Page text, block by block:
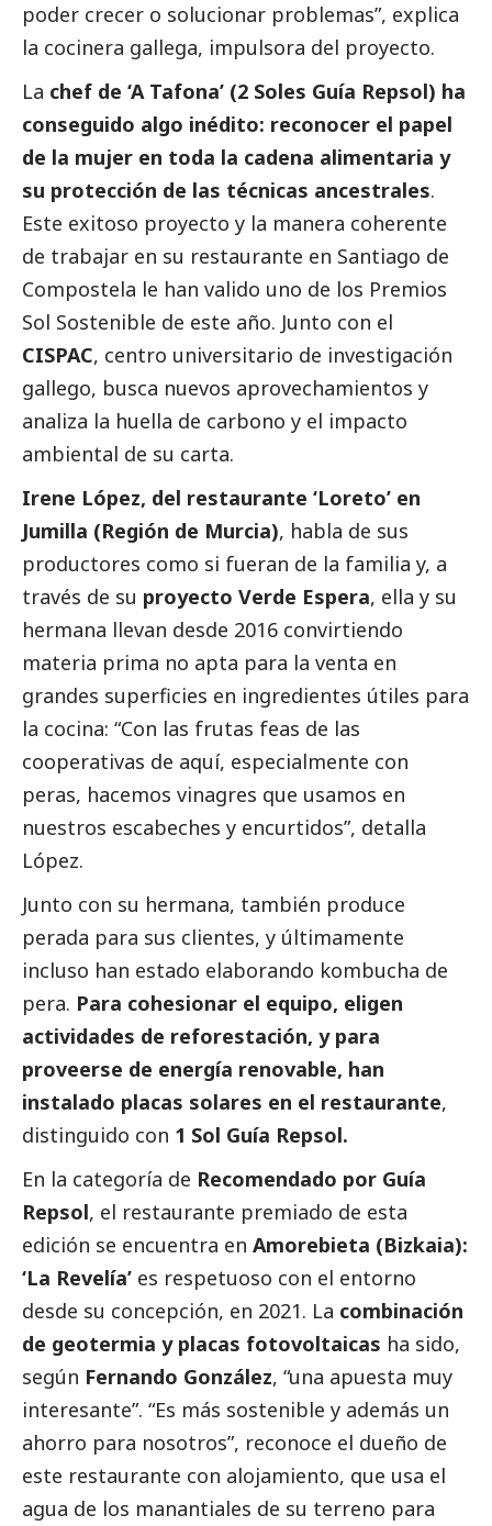
poder crecer o solucionar problemas”, explica
la cocinera gallega, impulsora del proyecto.
La chef de ‘A Tafona’ (2 Soles Guía Repsol) ha
conseguido algo inédito: reconocer el papel
de la mujer en toda la cadena alimentaria y
su protección de las técnicas ancestrales.
Este exitoso proyecto y la manera coherente
de trabajar en su restaurante en Santiago de
Compostela le han valido uno de los Premios
Sol Sostenible de este año. Junto con el
CISPAC, centro universitario de investigación
gallego, busca nuevos aprovechamientos y
analiza la huella de carbono y el impacto
ambiental de su carta.
Irene López, del restaurante ‘Loreto’ en
Jumilla (Región de Murcia), habla de sus
productores como si fueran de la familia y, a
través de su proyecto Verde Espera, ella y su
hermana llevan desde 2016 convirtiendo
materia prima no apta para la venta en
grandes superficies en ingredientes útiles para
la cocina: “Con las frutas feas de las
cooperativas de aquí, especialmente con
peras, hacemos vinagres que usamos en
nuestros escabeches y encurtidos”, detalla
López.
Junto con su hermana, también produce
perada para sus clientes, y últimamente
incluso han estado elaborando kombucha de
pera. Para cohesionar el equipo, eligen
actividades de reforestación, y para
proveerse de energía renovable, han
instalado placas solares en el restaurante,
distinguido con 1 Sol Guía Repsol.
En la categoría de Recomendado por Guía
Repsol, el restaurante premiado de esta
edición se encuentra en Amorebieta (Bizkaia):
‘La Revelía’ es respetuoso con el entorno
desde su concepción, en 2021. La combinación
de geotermia y placas fotovoltaicas ha sido,
según Fernando González, “una apuesta muy
interesante”. “Es más sostenible y además un
ahorro para nosotros”, reconoce el dueño de
este restaurante con alojamiento, que usa el
agua de los manantiales de su terreno para